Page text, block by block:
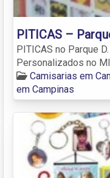
PITICAS –
PITICAS no Parque
Personalizados no
Camisarias em
em Campinas